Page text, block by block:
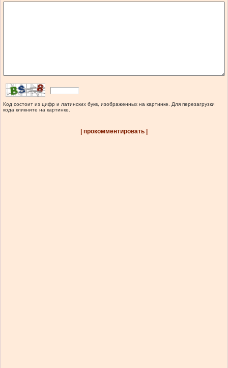
Код состоит из цифр и латинских букв, изображенных на картинке. Для перезагрузки
кода кликните на картинке.
| прокомментировать |